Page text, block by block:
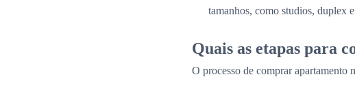
tamanhos, como studios, duplex
Quais as etapas para
O processo de comprar apartamento